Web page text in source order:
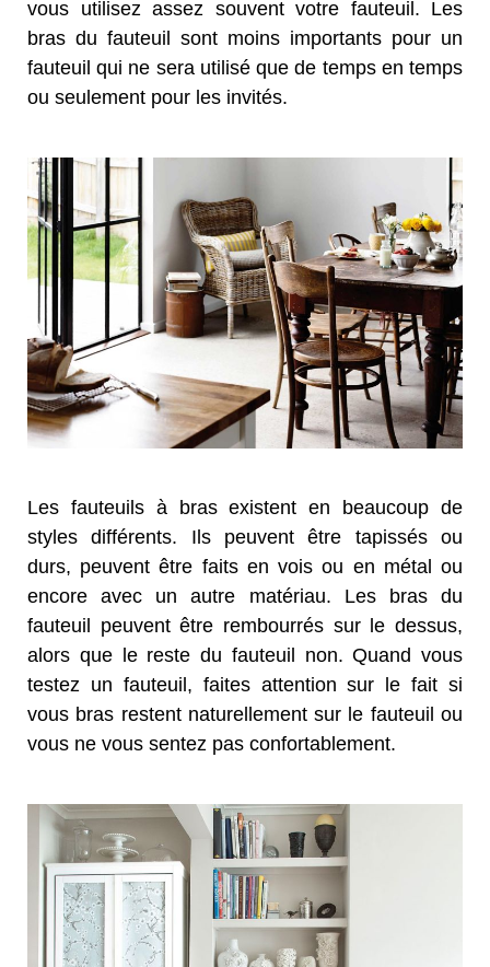
vous utilisez assez souvent votre fauteuil. Les
bras du fauteuil sont moins importants pour un
fauteuil qui ne sera utilisé que de temps en temps
ou seulement pour les invités.
Les fauteuils à bras existent en beaucoup de
styles différents. Ils peuvent être tapissés ou
durs, peuvent être faits en vois ou en métal ou
encore avec un autre matériau. Les bras du
fauteuil peuvent être rembourrés sur le dessus,
alors que le reste du fauteuil non. Quand vous
testez un fauteuil, faites attention sur le fait si
vous bras restent naturellement sur le fauteuil ou
vous ne vous sentez pas confortablement.